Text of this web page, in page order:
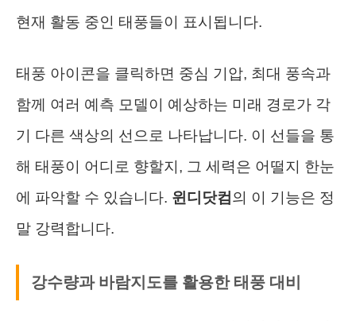
현재 활동 중인 태풍들이 표시됩니다.
태풍 아이콘을 클릭하면 중심 기압, 최대 풍속과
함께 여러 예측 모델이 예상하는 미래 경로가 각
기 다른 색상의 선으로 나타납니다. 이 선들을 통
해 태풍이 어디로 향할지, 그 세력은 어떨지 한눈
에 파악할 수 있습니다. 윈디닷컴 의 이 기능은 정
말 강력합니다.
강수량과 바람지도를 활용한 태풍 대비